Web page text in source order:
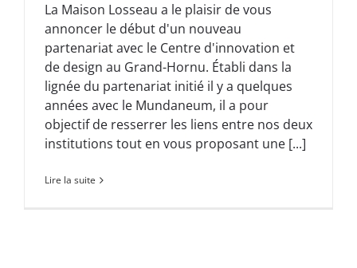
La Maison Losseau a le plaisir de vous
annoncer le début d'un nouveau
partenariat avec le Centre d'innovation et
de design au Grand-Hornu. Établi dans la
lignée du partenariat initié il y a quelques
années avec le Mundaneum, il a pour
objectif de resserrer les liens entre nos deux
institutions tout en vous proposant une [...]
Lire la suite